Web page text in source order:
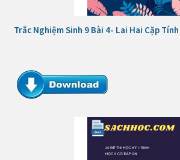
Trắc Nghiệm Sinh 9 Bài 4- Lai Hai Cặp